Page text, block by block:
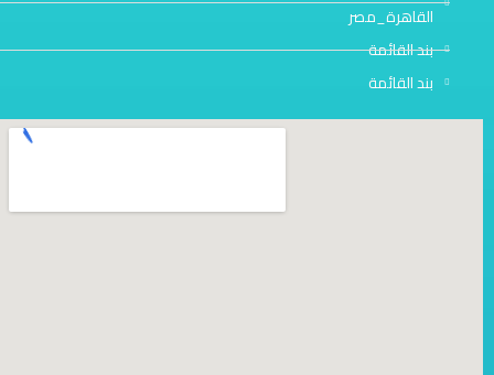
القاهرة_مصر
بند القائمة
بند القائمة